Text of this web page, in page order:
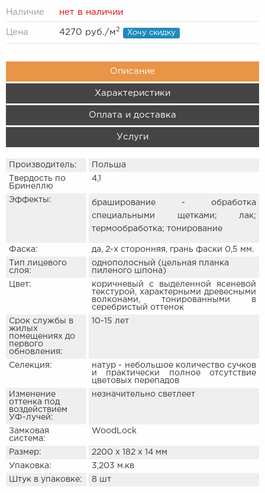
Наличие нет в наличии
Цена 4270 руб./м2 Хочу скидку
Описание
Характеристики
Оплата и доставка
Услуги
Производитель:
Польша
Твердость по
Бринеллю
4,1
Эффекты:
браширование - обработка
специальными щетками; лак;
термообработка; тонирование
Фаска:
да, 2-х сторонняя, грань фаски 0,5 мм.
Тип лицевого
слоя:
однополосный (цельная планка
пиленого шпона)
Цвет:
коричневый с выделенной ясеневой
текстурой, характерными древесными
волконами, тонированными в
серебристый оттенок
Срок службы в
жилых
помещениях до
первого
обновления:
10-15 лет
Селекция:
натур - небольшое количество сучков
и практически полное отсутствие
цветовых перепадов
Изменение
оттенка под
воздействием
УФ-лучей:
незначительно светлеет
Замковая
система:
WoodLock
Размер:
2200 х 182 х 14 мм
Упаковка:
3,203 м.кв
Штук в упаковке:
8 шт